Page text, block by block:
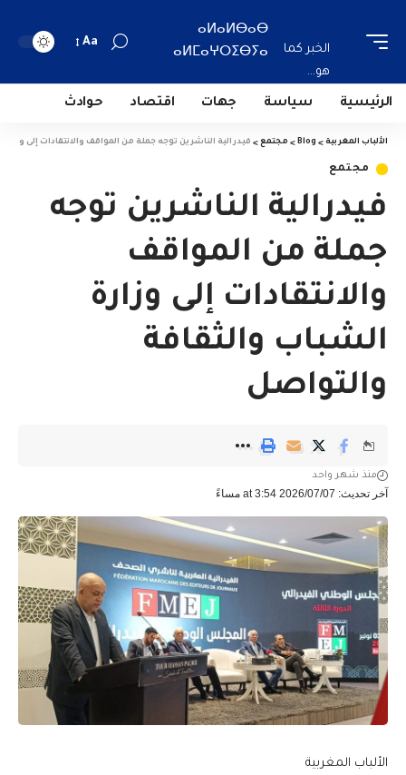
الخبر كما
هو...
ⴰⵍⴰⵍⴱⴰⴱ
ⴰⵍⵎⴰⵖⵔⵉⴱⵢⴰ
Aa
الرئيسية سياسة جهات اقتصاد حوادث
الألباب المغربية >
Blog
> مجتمع > فيدرالية الناشرين توجه جملة من المواقف والانتقادات إلى
مجتمع
فيدرالية الناشرين توجه
جملة من المواقف
والانتقادات إلى وزارة
الشباب والثقافة
والتواصل
آخر تحديث: 2026/07/07 at 3:54 مساءً
منذ شهر واحد
الألباب المغربية